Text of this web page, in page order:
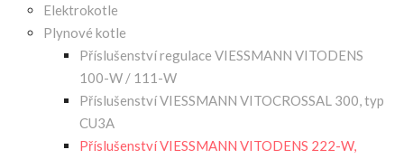
Elektrokotle
Plynové kotle
Příslušenství regulace VIESSMANN VITODENS
100-W / 111-W
Příslušenství VIESSMANN VITOCROSSAL 300, typ
CU3A
Příslušenství VIESSMANN VITODENS 222-W,